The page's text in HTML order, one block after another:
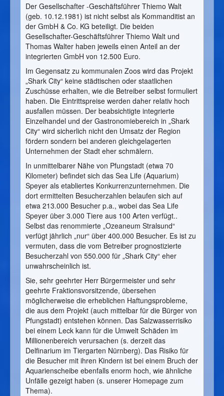
Der Gesellschafter -Geschäftsführer Thiemo Walt
(geb. 10.12.1981) ist nicht selbst als Kommanditist an
der GmbH & Co. KG beteiligt. Die beiden
Gesellschafter-Geschäftsführer Thiemo Walt und
Thomas Walter haben jeweils einen Anteil an der
integrierten GmbH von 12.500 Euro.
Im Gegensatz zu kommunalen Zoos wird das Projekt
„Shark City“ keine städtischen oder staatlichen
Zuschüsse erhalten, wie die Betreiber selbst formuliert
haben. Die Eintrittspreise werden daher relativ hoch
ausfallen müssen. Der beabsichtigte integrierte
Einzelhandel und der Gastronomiebereich in „Shark
City“ wird sicherlich nicht den Umsatz der Region
fördern sondern bei anderen gleichgelagerten
Unternehmen der Stadt eher schmälern.
In unmittelbarer Nähe von Pfungstadt (etwa 70
Kilometer) befindet sich das Sea Life (Aquarium)
Speyer als etabliertes Konkurrenzunternehmen. Die
dort ermittelten Besucherzahlen belaufen sich auf
etwa 213.000 Besucher p.a., wobei das Sea Life
Speyer über 3.000 Tiere aus 100 Arten verfügt..
Selbst das renommierte „Ozeaneum Stralsund“
verfügt jährlich „nur“ über 400.000 Besucher. Es ist zu
vermuten, dass die vom Betreiber prognostizierte
Besucherzahl von 550.000 für „Shark City“ eher
unwahrscheinlich ist.
Sie, sehr geehrter Herr Bürgermeister und sehr
geehrte Fraktionsvorsitzende, übersehen
möglicherweise die erheblichen Haftungsprobleme,
die aus dem Projekt (auch mittelbar für die Bürger von
Pfungstadt) entstehen können. Das Salzwasserrisiko
bei einem Leck kann für die Umwelt Schäden im
Millionenbereich verursachen (s. derzeit das
Delfinarium im Tiergarten Nürnberg). Das Risiko für
die Besucher mit ihren Kindern ist bei einem Bruch der
Aquarienscheibe ebenfalls enorm hoch, wie ähnliche
Unfälle gezeigt haben (s. unserer Homepage zum
Thema).